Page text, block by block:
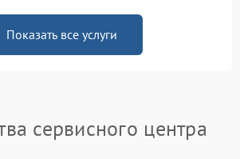
Показать все услуги
сервисного центра